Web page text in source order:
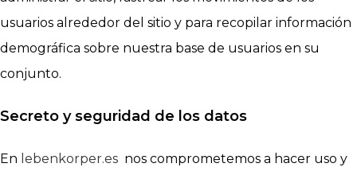
usuarios alrededor del sitio y para recopilar información
demográfica sobre nuestra base de usuarios en su
conjunto.
Secreto y seguridad de los datos
En lebenkorper.es nos comprometemos a hacer uso y